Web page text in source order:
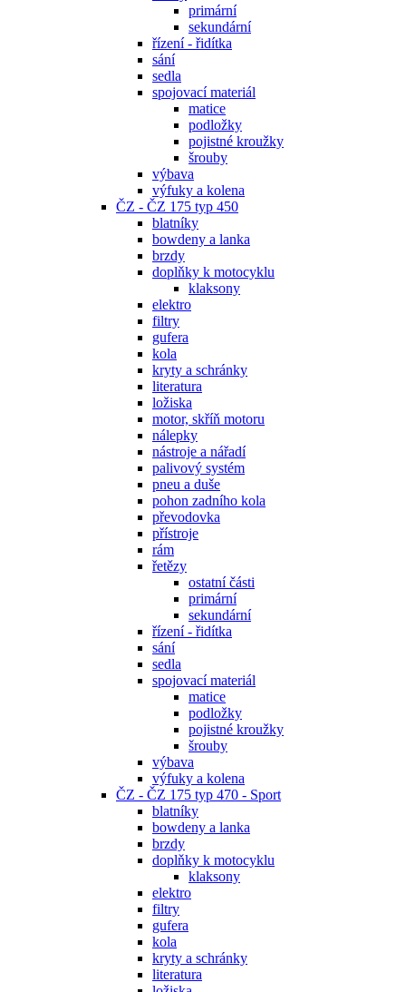
primární
sekundární
řízení - řidítka
sání
sedla
spojovací materiál
matice
podložky
pojistné kroužky
šrouby
výbava
výfuky a kolena
ČZ - ČZ 175 typ 450
blatníky
bowdeny a lanka
brzdy
doplňky k motocyklu
klaksony
elektro
filtry
gufera
kola
kryty a schránky
literatura
ložiska
motor, skříň motoru
nálepky
nástroje a nářadí
palivový systém
pneu a duše
pohon zadního kola
převodovka
přístroje
rám
řetězy
ostatní části
primární
sekundární
řízení - řidítka
sání
sedla
spojovací materiál
matice
podložky
pojistné kroužky
šrouby
výbava
výfuky a kolena
ČZ - ČZ 175 typ 470 - Sport
blatníky
bowdeny a lanka
brzdy
doplňky k motocyklu
klaksony
elektro
filtry
gufera
kola
kryty a schránky
literatura